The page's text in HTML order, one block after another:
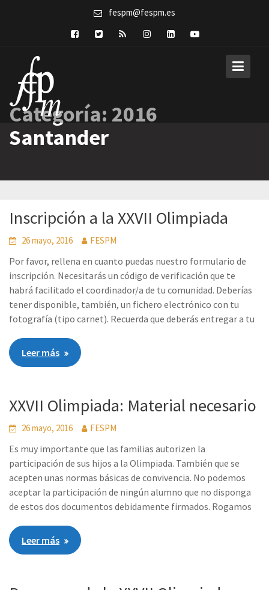
fespm@fespm.es
Categoría: 2016
Santander
Inscripción a la XXVII Olimpiada
26 mayo, 2016 FESPM
Por favor, rellena en cuanto puedas nuestro formulario de
inscripción. Necesitarás un código de verificación que te
habrá facilitado el coordinador/a de tu comunidad. Deberías
tener disponible, también, un fichero electrónico con tu
fotografía (tipo carnet). Recuerda que deberás entregar a tu
Leer más
XXVII Olimpiada: Material necesario
26 mayo, 2016 FESPM
Es muy importante que las familias autorizen la
participación de sus hijos a la Olimpiada. También que se
acepten unas normas básicas de convivencia. No podemos
aceptar la participación de ningún alumno que no disponga
de estos dos documentos debidamente firmados. Rogamos
Leer más